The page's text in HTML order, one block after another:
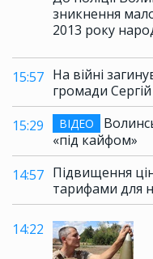
зникнення
2013 року
15:57 На війні
громади
15:29
ВІДЕО
«під кайфом»
14:57 Підвищення
тарифами для
14:22